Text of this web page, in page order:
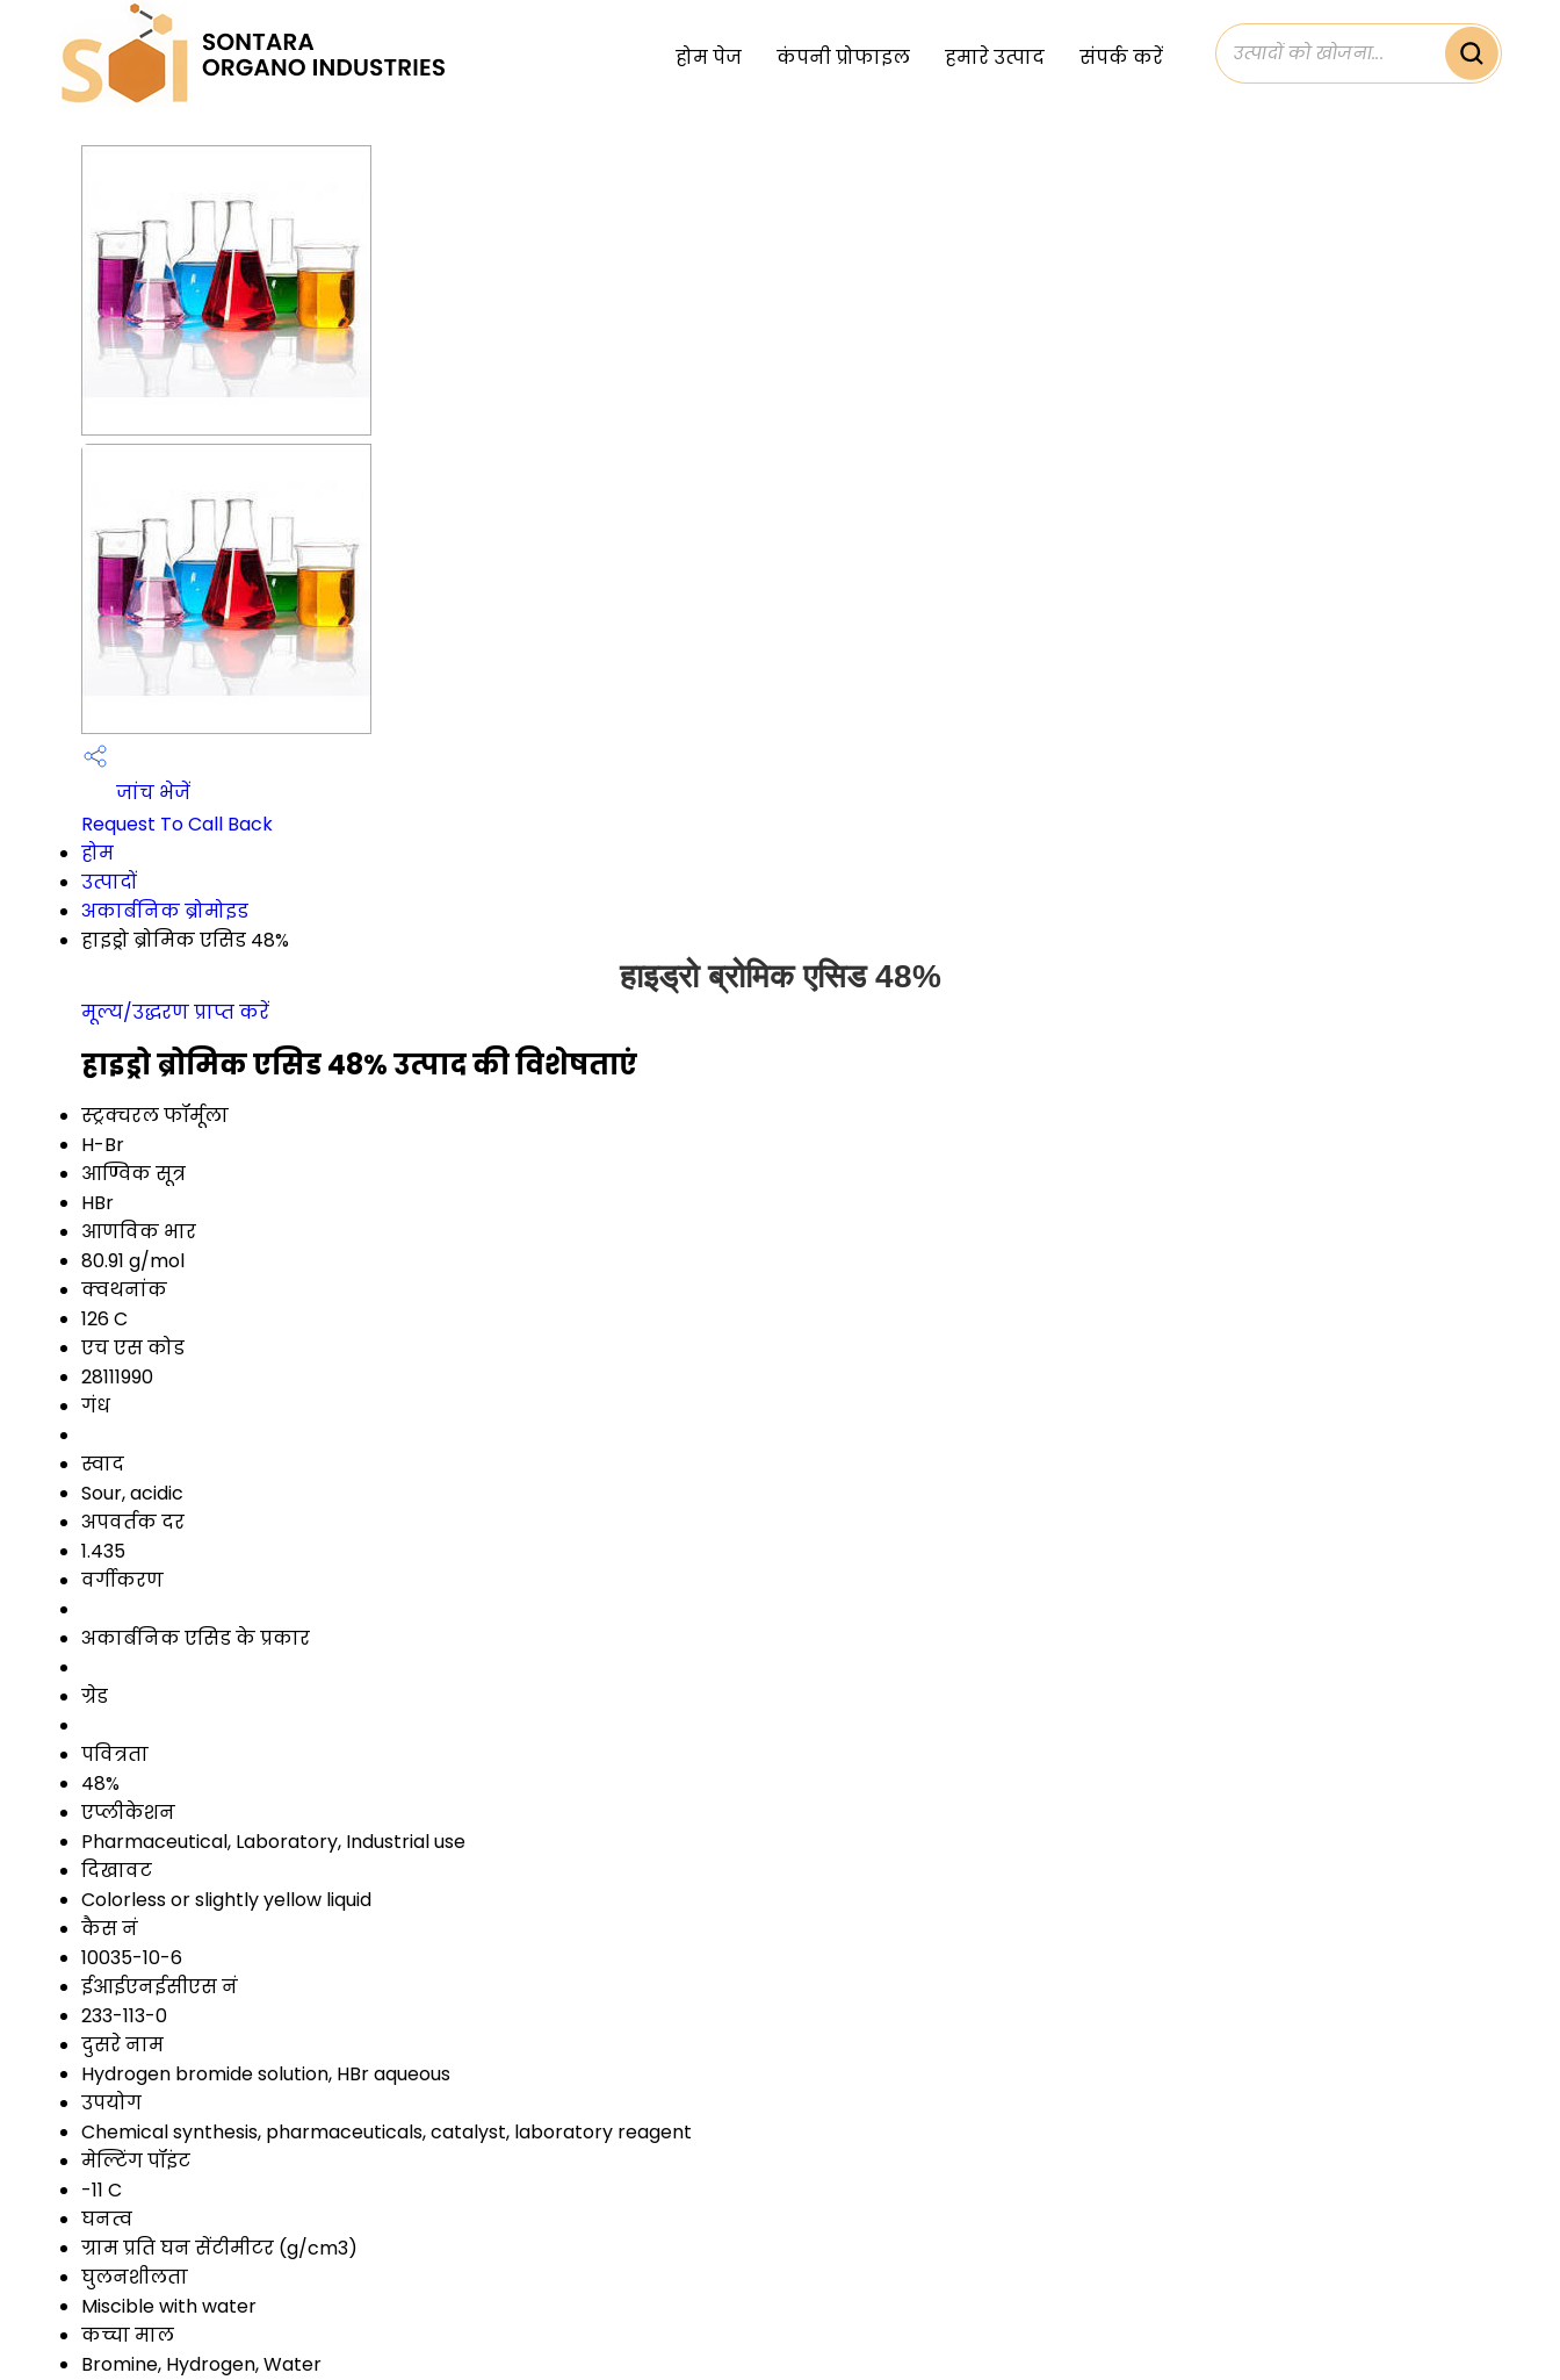
होम पेज कंपनी प्रोफाइल हमारे उत्पाद संपर्क करें
जांच भेजें
Request To Call Back
होम
उत्पादों
अकार्बनिक ब्रोमोइड
हाइड्रो ब्रोमिक एसिड 48%
हाइड्रो ब्रोमिक एसिड 48%
मूल्य/उद्धरण प्राप्त करें
हाइड्रो ब्रोमिक एसिड 48% उत्पाद की विशेषताएं
स्ट्रक्चरल फॉर्मूला
H-Br
आण्विक सूत्र
HBr
आणविक भार
80.91 g/mol
क्वथनांक
126 C
एच एस कोड
28111990
गंध
स्वाद
Sour, acidic
अपवर्तक दर
1.435
वर्गीकरण
अकार्बनिक एसिड के प्रकार
ग्रेड
पवित्रता
48%
एप्लीकेशन
Pharmaceutical, Laboratory, Industrial use
दिखावट
Colorless or slightly yellow liquid
कैस नं
10035-10-6
ईआईएनईसीएस नं
233-113-0
दुसरे नाम
Hydrogen bromide solution, HBr aqueous
उपयोग
Chemical synthesis, pharmaceuticals, catalyst, laboratory reagent
मेल्टिंग पॉइंट
-11 C
घनत्व
ग्राम प्रति घन सेंटीमीटर (g/cm3)
घुलनशीलता
Miscible with water
कच्चा माल
Bromine, Hydrogen, Water